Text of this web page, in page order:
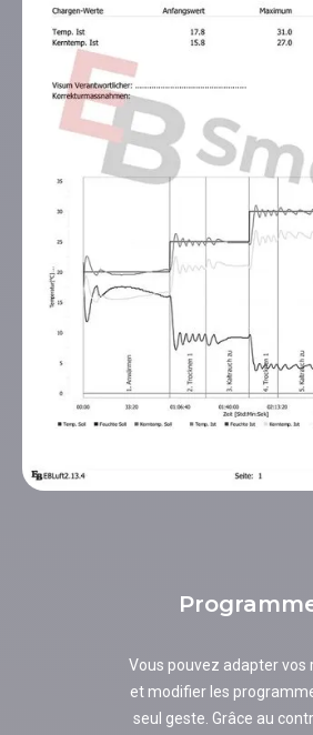
Vous pouvez adapter vos
et modifier les
seul geste. Grâce au